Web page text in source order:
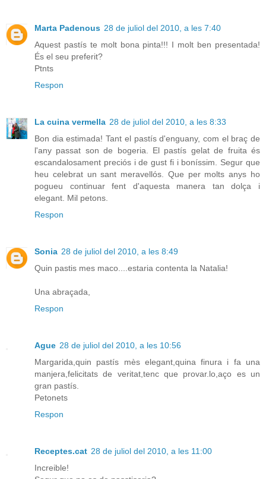
Marta Padenous 28 de juliol del 2010, a les 7:40
Aquest pastís te molt bona pinta!!! I molt ben presentada!
És el seu preferit?
Ptnts
Respon
La cuina vermella 28 de juliol del 2010, a les 8:33
Bon dia estimada! Tant el pastís d'enguany, com el braç de
l'any passat son de bogeria. El pastís gelat de fruita és
escandalosament preciós i de gust fi i boníssim. Segur que
heu celebrat un sant meravellós. Que per molts anys ho
pogueu continuar fent d'aquesta manera tan dolça i
elegant. Mil petons.
Respon
Sonia 28 de juliol del 2010, a les 8:49
Quin pastis mes maco....estaria contenta la Natalia!
Una abraçada,
Respon
Ague 28 de juliol del 2010, a les 10:56
Margarida,quin pastís mès elegant,quina finura i fa una
manjera,felicitats de veritat,tenc que provar.lo,aço es un
gran pastís.
Petonets
Respon
Receptes.cat 28 de juliol del 2010, a les 11:00
Increible!